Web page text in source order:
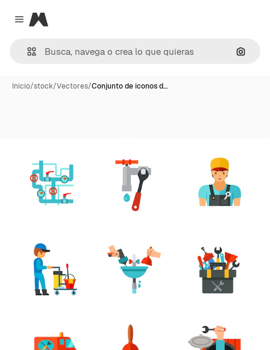
Close menu
Magnific
Inicio/stock/Vectores/Conjunto de iconos d…